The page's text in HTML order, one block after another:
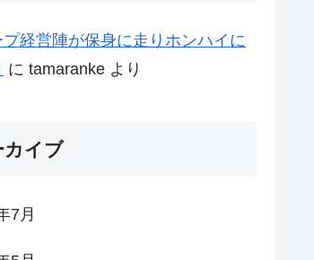
プ経営陣が保身に走りホンハイに
に tamaranke より
カイブ
7月